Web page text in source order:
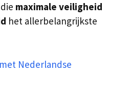
maximale veiligheid
het allerbelangrijkste
Nederlandse